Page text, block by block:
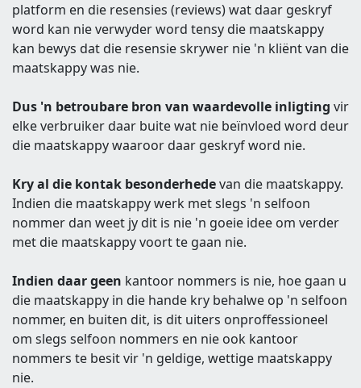
platform en die resensies (reviews) wat daar geskryf
word kan nie verwyder word tensy die maatskappy
kan bewys dat die resensie skrywer nie 'n kliënt van die
maatskappy was nie.
Dus 'n betroubare bron van waardevolle inligting vir
elke verbruiker daar buite wat nie beïnvloed word deur
die maatskappy waaroor daar geskryf word nie.
Kry al die kontak besonderhedevan die maatskappy.
Indien die maatskappy werk met slegs 'n selfoon
nommer dan weet jy dit is nie 'n goeie idee om verder
met die maatskappy voort te gaan nie.
Indien daar geen kantoor nommers is nie, hoe gaan u
die maatskappy in die hande kry behalwe op 'n selfoon
nommer, en buiten dit, is dit uiters onproffessioneel
om slegs selfoon nommers en nie ook kantoor
nommers te besit vir 'n geldige, wettige maatskappy
nie.